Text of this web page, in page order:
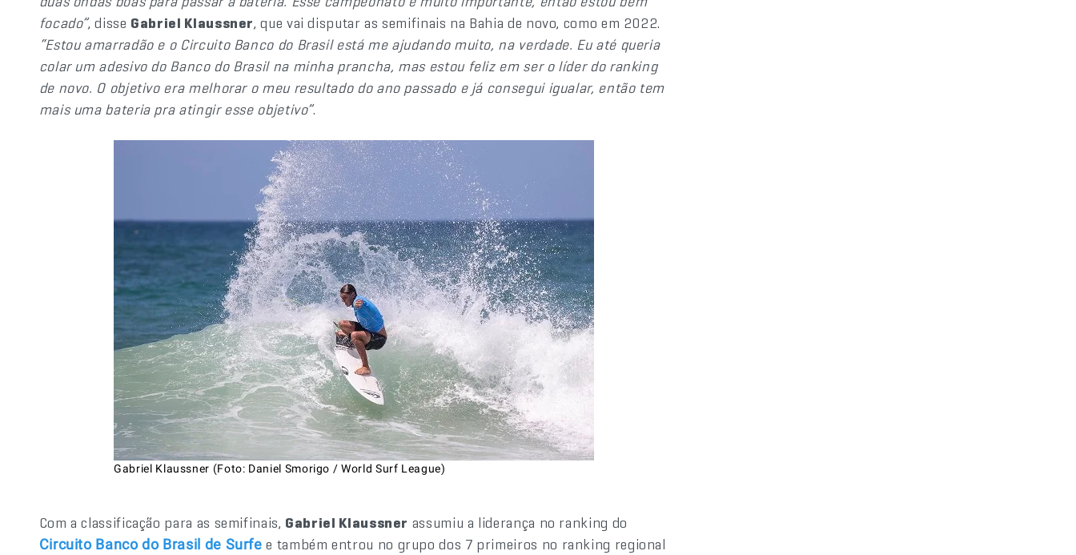
focado”, disse Gabriel Klaussner, que vai disputar as semifinais na Bahia de novo, como em 2022.
“Estou amarradão e o Circuito Banco do Brasil está me ajudando muito, na verdade. Eu até queria
colar um adesivo do Banco do Brasil na minha prancha, mas estou feliz em ser o líder do ranking
de novo. O objetivo era melhorar o meu resultado do ano passado e já consegui igualar, então tem
mais uma bateria pra atingir esse objetivo”.
Gabriel Klaussner (Foto: Daniel Smorigo / World Surf League)
Com a classificação para as semifinais, Gabriel Klaussner assumiu a liderança no ranking do
Circuito Banco do Brasil de Surfe e também entrou no grupo dos 7 primeiros no ranking regional